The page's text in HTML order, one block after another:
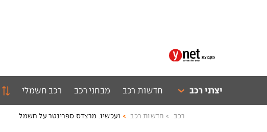
יצרני רכב חדשות רכב מבחני רכב רכב חשמלי
רכב חדשות רכב ועכשיו: מרצדס ספרינטר על חשמל